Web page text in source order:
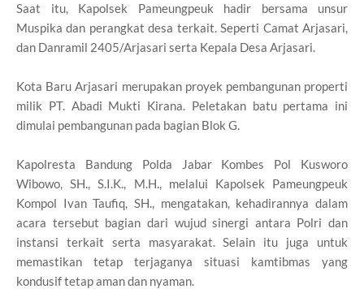
Saat itu, Kapolsek Pameungpeuk hadir bersama unsur
Muspika dan perangkat desa terkait. Seperti Camat Arjasari,
dan Danramil 2405/Arjasari serta Kepala Desa Arjasari.
Kota Baru Arjasari merupakan proyek pembangunan properti
milik PT. Abadi Mukti Kirana. Peletakan batu pertama ini
dimulai pembangunan pada bagian Blok G.
Kapolresta Bandung Polda Jabar Kombes Pol Kusworo
Wibowo, SH., S.I.K., M.H., melalui Kapolsek Pameungpeuk
Kompol Ivan Taufiq, SH., mengatakan, kehadirannya dalam
acara tersebut bagian dari wujud sinergi antara Polri dan
instansi terkait serta masyarakat. Selain itu juga untuk
memastikan tetap terjaganya situasi kamtibmas yang
kondusif tetap aman dan nyaman.